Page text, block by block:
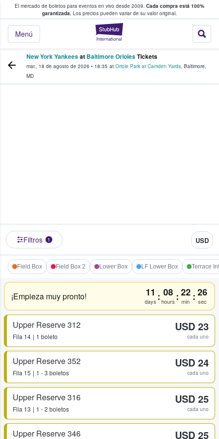
El mercado de boletos para eventos en vivo desde 2009. Cada compra está 100%
garantizada. Los precios pueden variar de su valor original.
StubHub: donde
Menú
fans compran y venden boletos
New York Yankeesat Baltimore OriolesTickets
mar., 18 de agosto de 2026 • 18:35 at Oriole Park at Camden Yards, Baltimore,
MD
Filtros 1 USD
Field Box Field Box 2 Lower Box LF Lower Box Terrace
¡Empieza muy pronto! 11
days : 08
hours :22
min :26
sec
Upper Reserve 312
Fila 14 1 boleto
USD 23
cada uno
Upper Reserve 352
Fila 15 1 - 3 boletos
USD 24
cada uno
Upper Reserve 316
Fila 13 1 - 2 boletos
USD 25
cada uno
Upper Reserve 346 USD 25